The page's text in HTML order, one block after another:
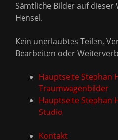
Sämtliche Bilder auf dieser
Hensel.
Kein unerlaubtes Teilen,
Bearbeiten oder
Hauptseite Stephan
Traumwagenbilder
Hauptseite Stephan
Studio
Kontakt